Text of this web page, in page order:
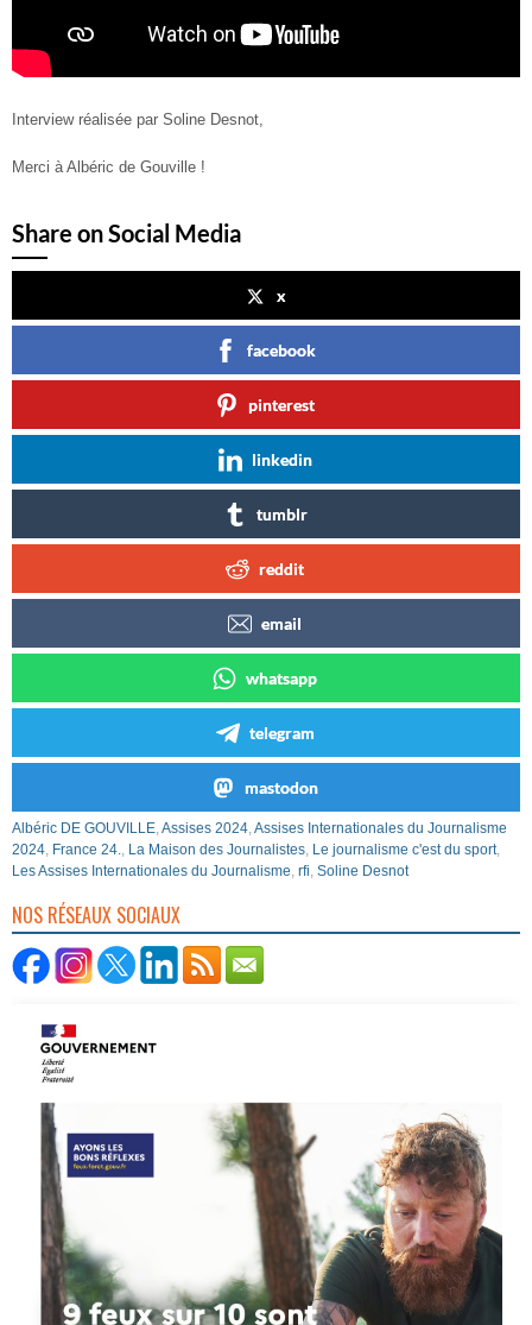
Interview réalisée par Soline Desnot,
Merci à Albéric de Gouville !
Share on Social Media
x
facebook
pinterest
linkedin
tumblr
reddit
email
whatsapp
telegram
mastodon
Albéric DE GOUVILLE,Assises 2024,Assises Internationales du Journalisme
2024, France 24., La Maison des Journalistes, Le journalisme c'est du sport,
Les Assises Internationales du Journalisme, rfi, Soline Desnot
NOS RÉSEAUX SOCIAUX